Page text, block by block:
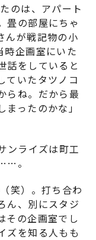
のは、アパート
畳の部屋にちゃ
んが戦記物の小
時企画室にいた
話をしていると
ていたタツノコ
らね。だから最
ったのかな」
ンライズは町工
。
笑）。打ち合わ
ん、別にスタジ
その企画室でし
ズを知る人もも